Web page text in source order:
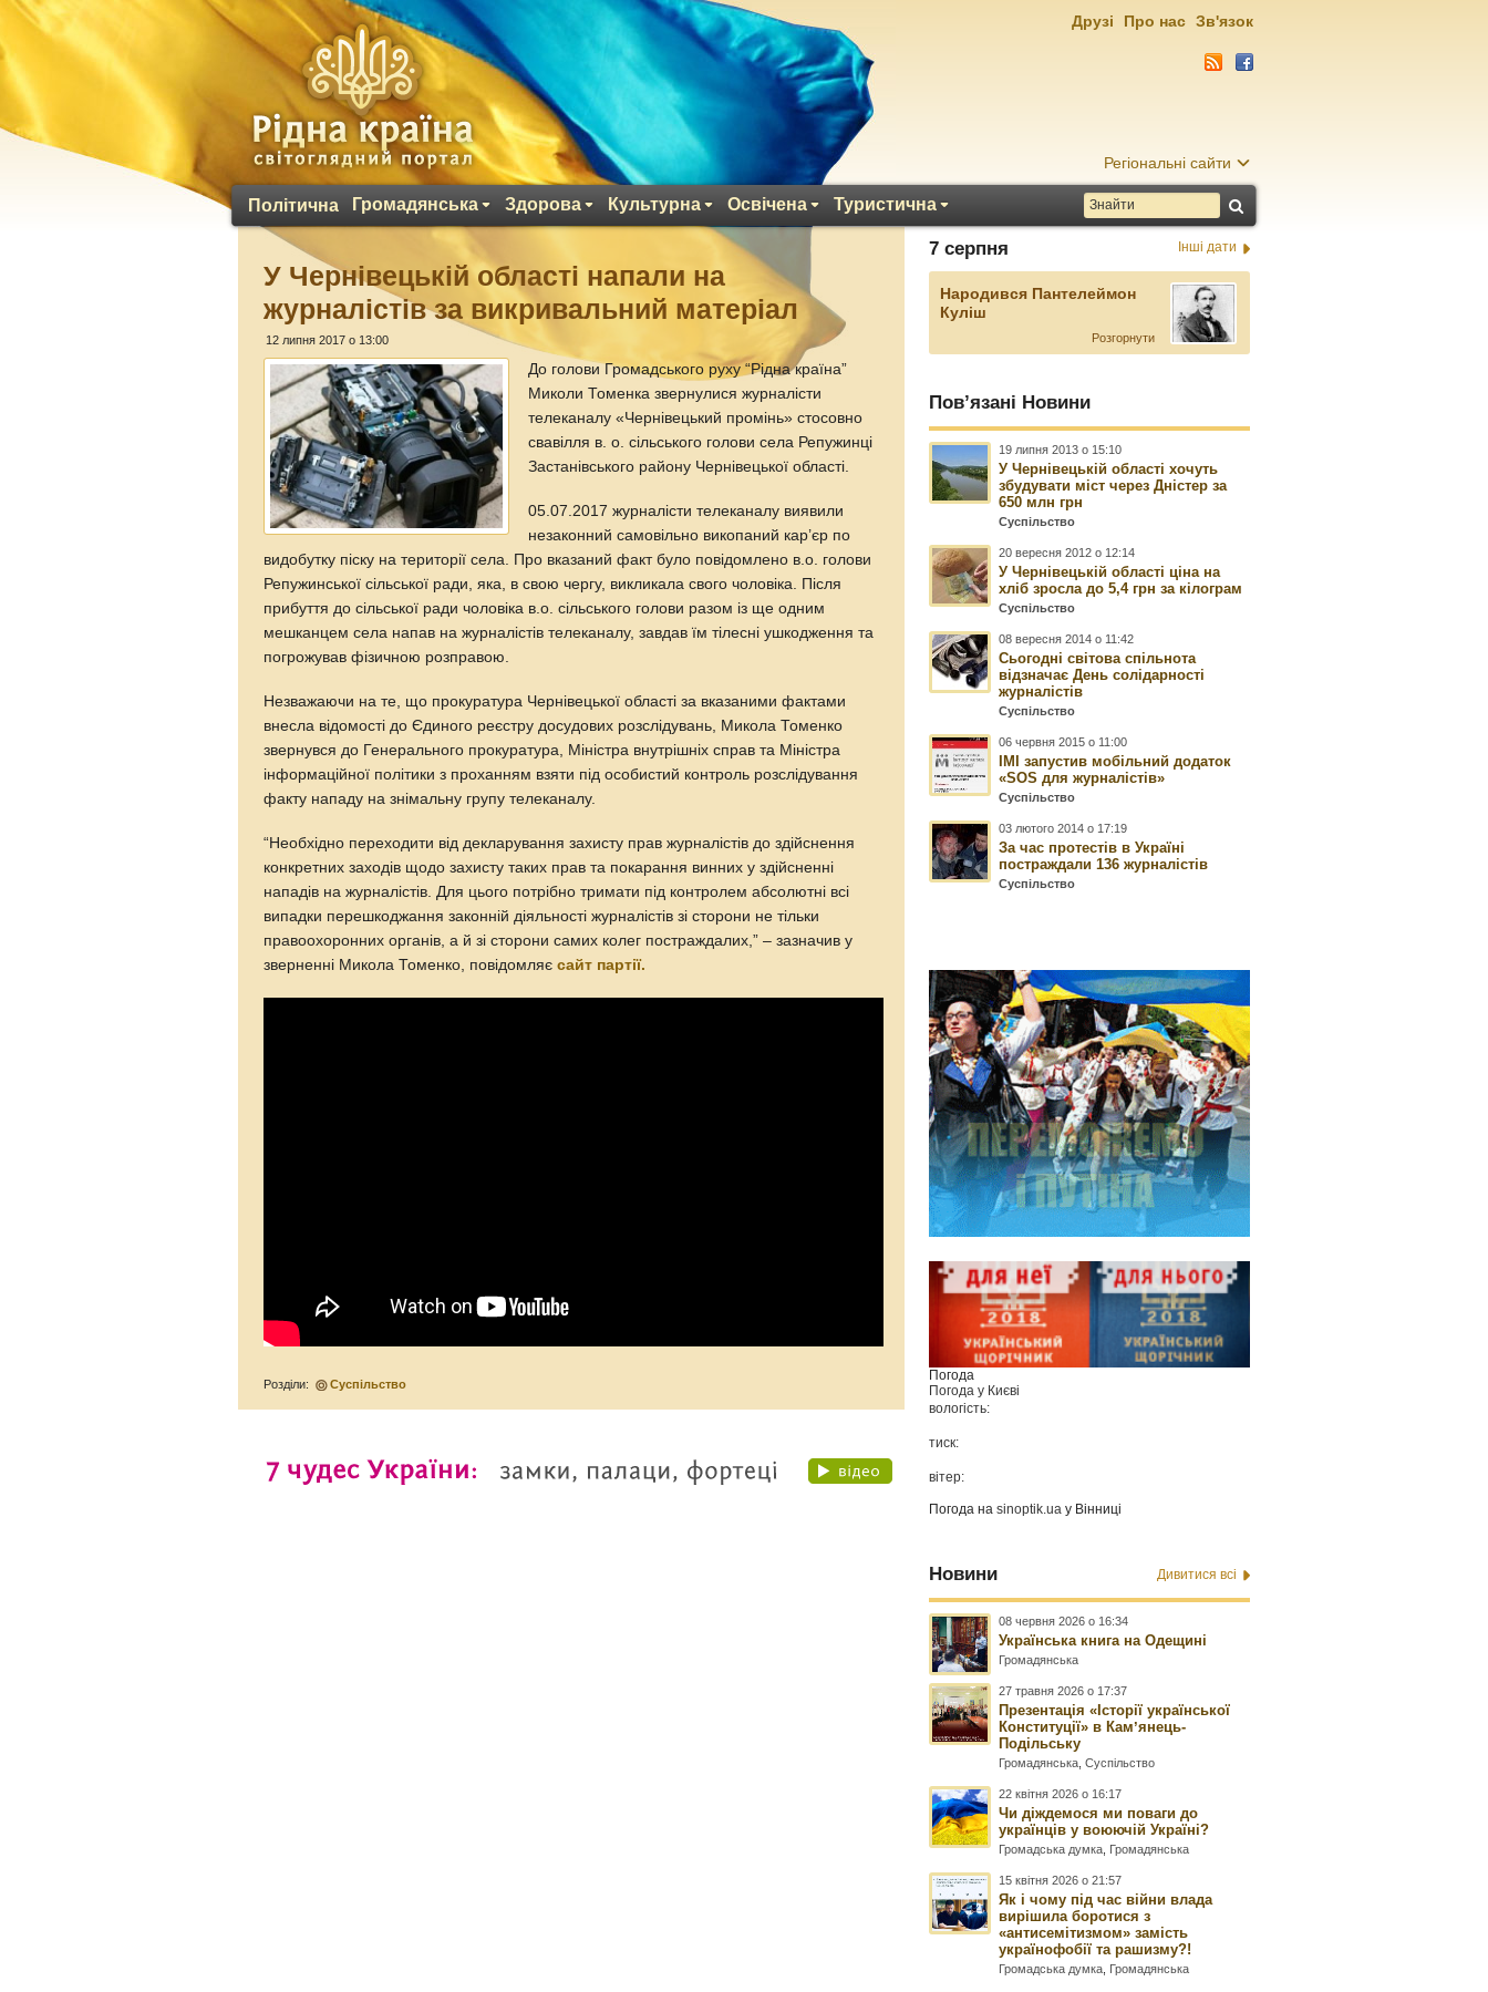
Регіональні сайти
Політична Громадянська Здорова Культурна Освічена Туристична
Друзі Про нас Зв'язок
У Чернівецькій області напали на
журналістів за викривальний матеріал
12 липня 2017 о 13:00
До голови Громадського руху “Рідна країна”
Миколи Томенка звернулися журналісти
телеканалу «Чернівецький промінь» стосовно
свавілля в. о. сільського голови села Репужинці
Застанівського району Чернівецької області.
05.07.2017 журналісти телеканалу виявили
незаконний самовільно викопаний кар’єр по
видобутку піску на території села. Про вказаний факт було повідомлено в.о. голови
Репужинської сільської ради, яка, в свою чергу, викликала свого чоловіка. Після
прибуття до сільської ради чоловіка в.о. сільського голови разом із ще одним
мешканцем села напав на журналістів телеканалу, завдав їм тілесні ушкодження та
погрожував фізичною розправою.
Незважаючи на те, що прокуратура Чернівецької області за вказаними фактами
внесла відомості до Єдиного реєстру досудових розслідувань, Микола Томенко
звернувся до Генерального прокуратура, Міністра внутрішніх справ та Міністра
інформаційної політики з проханням взяти під особистий контроль розслідування
факту нападу на знімальну групу телеканалу.
“Необхідно переходити від декларування захисту прав журналістів до здійснення
конкретних заходів щодо захисту таких прав та покарання винних у здійсненні
нападів на журналістів. Для цього потрібно тримати під контролем абсолютні всі
випадки перешкоджання законній діяльності журналістів зі сторони не тільки
правоохоронних органів, а й зі сторони самих колег постраждалих,” – зазначив у
зверненні Микола Томенко, повідомляєсайт партії.
Розділи: Суспільство
7 серпня Інші дати
Народився Пантелеймон
Куліш
Розгорнути
Пов’язані Новини
19 липня 2013 о 15:10
У Чернівецькій області хочуть
збудувати міст через Дністер за
650 млн грн
Суспільство
20 вересня 2012 о 12:14
У Чернівецькій області ціна на
хліб зросла до 5,4 грн за кілограм
Суспільство
08 вересня 2014 о 11:42
Сьогодні світова спільнота
відзначає День солідарності
журналістів
Суспільство
06 червня 2015 о 11:00
ІМІ запустив мобільний додаток
«SOS для журналістів»
Суспільство
03 лютого 2014 о 17:19
За час протестів в Україні
постраждали 136 журналістів
Суспільство
Погода
Погода у Києві
вологість:
тиск:
вітер:
Погода наsinoptik.ua у Вінниці
Новини Дивитися всі
08 червня 2026 о 16:34
Українська книга на Одещині
Громадянська
27 травня 2026 о 17:37
Презентація «Історії української
Конституції» в Камʼянець-
Подільську
Громадянська ,Суспільство
22 квітня 2026 о 16:17
Чи діждемося ми поваги до
українців у воюючій Україні?
Громадська думка Громадянська
15 квітня 2026 о 21:57
Як і чому під час війни влада
вирішила боротися з
«антисемітизмом» замість
українофобії та рашизму?!
Громадська думка Громадянська